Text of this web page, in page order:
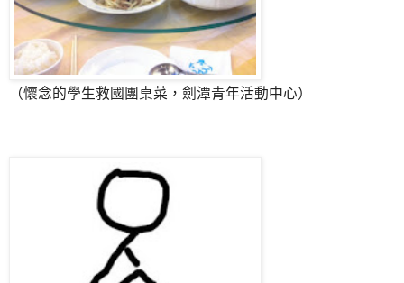
（懷念的學生救國團桌菜，劍潭青年活動中心）